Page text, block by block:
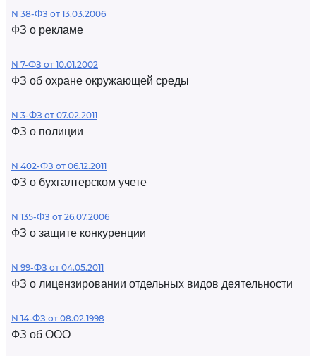
N 38-ФЗ от 13.03.2006
ФЗ о рекламе
N 7-ФЗ от 10.01.2002
ФЗ об охране окружающей среды
N 3-ФЗ от 07.02.2011
ФЗ о полиции
N 402-ФЗ от 06.12.2011
ФЗ о бухгалтерском учете
N 135-ФЗ от 26.07.2006
ФЗ о защите конкуренции
N 99-ФЗ от 04.05.2011
ФЗ о лицензировании отдельных видов деятельности
N 14-ФЗ от 08.02.1998
ФЗ об ООО